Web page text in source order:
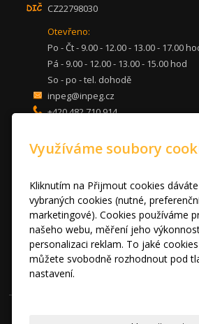
CZ22798030
Otevřeno:
Po - Čt - 9.00 - 12.00 - 13.00 - 17.00
Pá - 9.00 - 12.00 - 13.00 - 15.00 hod
So - po - tel. dohodě
inpeg@inpeg.cz
+420 482 710 914
KUCHYNĚ
DVEŘE A STOLY
OBÝVACÍ POKOJE
AKCE
FOTOGALERIE
VÝPRODEJ VZORKŮ
RADY A TIPY
KONTAKT
Využíváme soubory
Kliknutím na Přijmout cookies
vybraných cookies (nutné,
marketingové). Cookies používáme
našeho webu, měření jeho
personalizaci reklam. To jaké
můžete svobodně rozhodnout pod
nastavení.